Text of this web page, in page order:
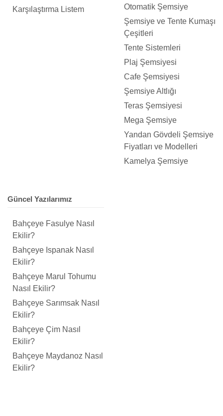
Karşılaştırma Listem
Otomatik Şemsiye
Şemsiye ve Tente Kumaşı
Çeşitleri
Tente Sistemleri
Plaj Şemsiyesi
Cafe Şemsiyesi
Şemsiye Altlığı
Teras Şemsiyesi
Mega Şemsiye
Yandan Gövdeli Şemsiye
Fiyatları ve Modelleri
Kamelya Şemsiye
Güncel Yazılarımız
Bahçeye Fasulye Nasıl
Ekilir?
Bahçeye Ispanak Nasıl
Ekilir?
Bahçeye Marul Tohumu
Nasıl Ekilir?
Bahçeye Sarımsak Nasıl
Ekilir?
Bahçeye Çim Nasıl
Ekilir?
Bahçeye Maydanoz Nasıl
Ekilir?